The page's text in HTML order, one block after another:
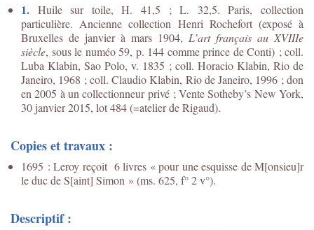
1. Huile sur toile, H. 41,5 ; L. 32,5. Paris, collection
particulière. Ancienne collection Henri Rochefort (exposé à
Bruxelles de janvier à mars 1904, L’art français au XVIIIe
siècle, sous le numéo 59, p. 144 comme prince de Conti) ; coll.
Luba Klabin, Sao Polo, v. 1835 ; coll. Horacio Klabin, Rio de
Janeiro, 1968 ; coll. Claudio Klabin, Rio de Janeiro, 1996 ; don
en 2005 à un collectionneur privé ; Vente Sotheby’s New York,
30 janvier 2015, lot 484 (=atelier de Rigaud).
Copies et travaux :
1695 : Leroy reçoit 6 livres « pour une esquisse de M[onsieu]r
le duc de S[aint] Simon » (ms. 625, f° 2 v°).
Descriptif :